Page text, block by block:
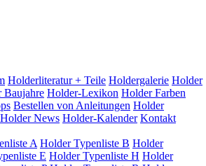
Holderliteratur + Teile Holdergalerie Holder
Baujahre Holder-Lexikon Holder Farben
Bestellen von Anleitungen Holder
News Holder-Kalender Kontakt
A Holder Typenliste B Holder
E Holder Typenliste H Holder